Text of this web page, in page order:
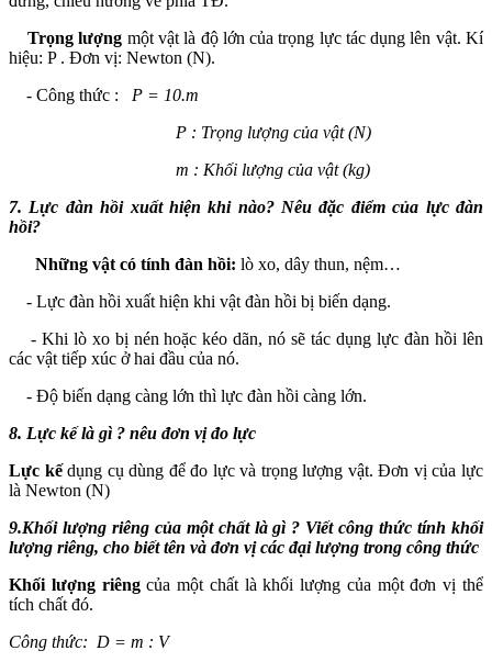
Trọng lượng một vật là độ lớn của trọng lực tác dụng lên vật. Kí
hiệu: P . Đơn vị: Newton (N).
- Công thức : P = 10.m
P : Trọng lượng của vật (N)
m : Khối lượng của vật (kg)
7. Lực đàn hồi xuất hiện khi nào? Nêu đặc điểm của lực đàn
hồi?
Những vật có tính đàn hồi: lò xo, dây thun, nệm…
- Lực đàn hồi xuất hiện khi vật đàn hồi bị biến dạng.
- Khi lò xo bị nén hoặc kéo dãn, nó sẽ tác dụng lực đàn hồi lên
các vật tiếp xúc ở hai đầu của nó.
- Độ biến dạng càng lớn thì lực đàn hồi càng lớn.
8. Lực kế là gì ? nêu đơn vị đo lực
Lực kếdụng cụ dùng để đo lực và trọng lượng vật. Đơn vị của lực
là Newton (N)
9.Khối lượng riêng của một chất là gì ? Viết công thức tính khối
lượng riêng, cho biết tên và đơn vị các đại lượng trong công thức
Khối lượng riêngcủa một chất là khối lượng của một đơn vị thể
tích chất đó.
Công thức: D = m : V